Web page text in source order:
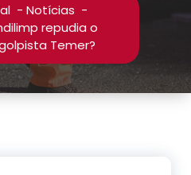
- Notícias -
repudia o
Temer?